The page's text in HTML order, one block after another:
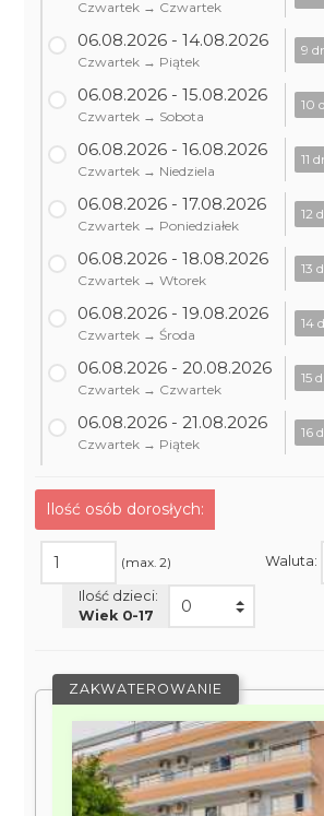
Czwartek → Czwartek
06.08.2026 - 14.08.2026
Czwartek → Piątek
9
06.08.2026 - 15.08.2026
Czwartek → Sobota
10
06.08.2026 - 16.08.2026
Czwartek → Niedziela
11
06.08.2026 - 17.08.2026
Czwartek → Poniedziałek
12
06.08.2026 - 18.08.2026
Czwartek → Wtorek
13
06.08.2026 - 19.08.2026
Czwartek → Środa
14
06.08.2026 - 20.08.2026
Czwartek → Czwartek
15
06.08.2026 - 21.08.2026
Czwartek → Piątek
16
Ilość osób dorosłych:
(max. 2)
Ilość dzieci:
Wiek 0-17
Waluta:
ZAKWATEROWANIE